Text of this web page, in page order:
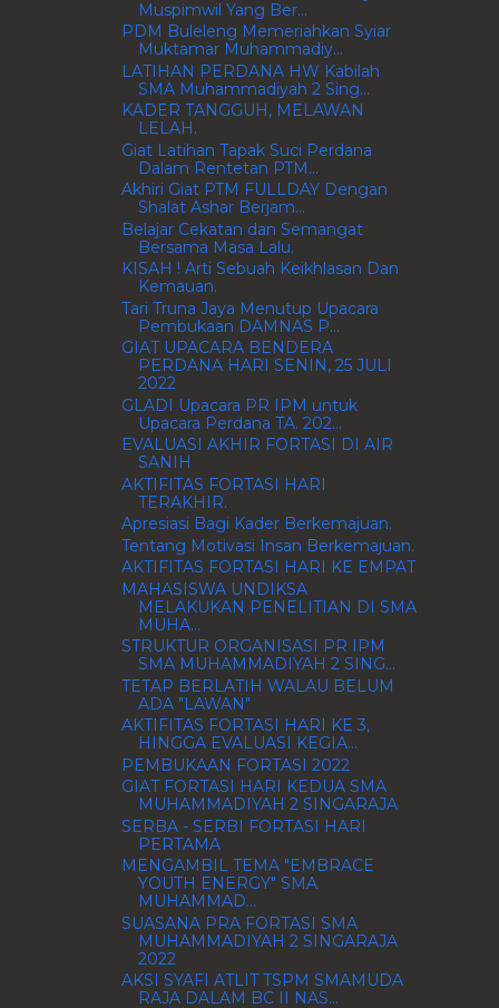
Muspimwil Yang Ber...
PDM Buleleng Memeriahkan Syiar
Muktamar Muhammadiy...
LATIHAN PERDANA HW Kabilah
SMA Muhammadiyah 2 Sing...
KADER TANGGUH, MELAWAN
LELAH.
Giat Latihan Tapak Suci Perdana
Dalam Rentetan PTM...
Akhiri Giat PTM FULLDAY Dengan
Shalat Ashar Berjam...
Belajar Cekatan dan Semangat
Bersama Masa Lalu.
KISAH ! Arti Sebuah Keikhlasan Dan
Kemauan.
Tari Truna Jaya Menutup Upacara
Pembukaan DAMNAS P...
GIAT UPACARA BENDERA
PERDANA HARI SENIN, 25 JULI
2022
GLADI Upacara PR IPM untuk
Upacara Perdana TA. 202...
EVALUASI AKHIR FORTASI DI AIR
SANIH
AKTIFITAS FORTASI HARI
TERAKHIR.
Apresiasi Bagi Kader Berkemajuan.
Tentang Motivasi Insan Berkemajuan.
AKTIFITAS FORTASI HARI KE EMPAT
MAHASISWA UNDIKSA
MELAKUKAN PENELITIAN DI SMA
MUHA...
STRUKTUR ORGANISASI PR IPM
SMA MUHAMMADIYAH 2 SING...
TETAP BERLATIH WALAU BELUM
ADA "LAWAN"
AKTIFITAS FORTASI HARI KE 3,
HINGGA EVALUASI KEGIA...
PEMBUKAAN FORTASI 2022
GIAT FORTASI HARI KEDUA SMA
MUHAMMADIYAH 2 SINGARAJA
SERBA - SERBI FORTASI HARI
PERTAMA
MENGAMBIL TEMA "EMBRACE
YOUTH ENERGY" SMA
MUHAMMAD...
SUASANA PRA FORTASI SMA
MUHAMMADIYAH 2 SINGARAJA
2022
AKSI SYAFI ATLIT TSPM SMAMUDA
RAJA DALAM BC II NAS...